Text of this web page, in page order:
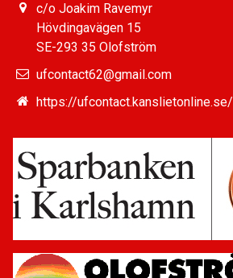
c/o Joakim Ravemyr
Hövdingavägen 15
SE-293 35 Olofström
ufcontact62@gmail.com
https://ufcontact.kanslietonline.se/